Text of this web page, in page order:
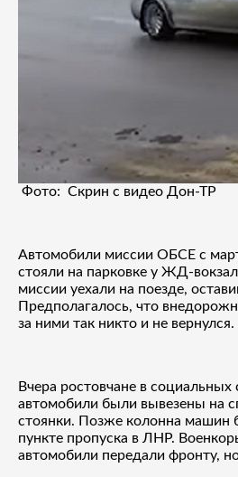
Фото: Скрин с видео Дон-ТР
Автомобили миссии ОБСЕ с
стояли на парковке у ЖД-
миссии уехали на поезде,
Предполагалось, что
за ними так никто и не вернулся.
Вчера ростовчане в
автомобили были вывезены на
стоянки. Позже колонна машин
пункте пропуска в ЛНР.
автомобили передали фронту,